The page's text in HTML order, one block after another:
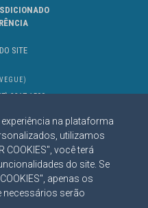
na plataforma
utilizamos
COOKIES", você terá
do site. Se
apenas os
necessários serão
SITE
3317-1500